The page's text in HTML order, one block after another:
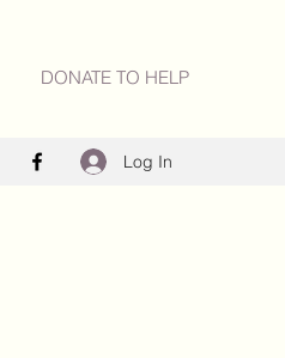
DONATE TO HELP
Log In